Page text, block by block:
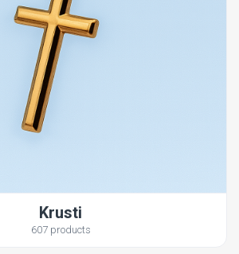
Krusti
607 products